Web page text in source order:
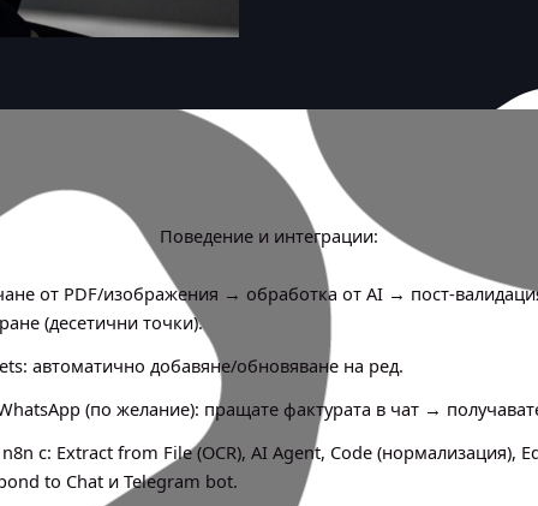
Поведение и интеграции:
от PDF/изображения → обработка от AI → пост-
(десетични точки).
автоматично добавяне/обновяване на ред.
(по желание): пращате фактурата в чат →
с: Extract from File (OCR), AI Agent, Code (нормализация),
to Chat и Telegram bot.